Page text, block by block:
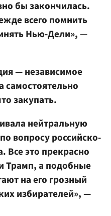
бы закончилась.
всего помнить
Нью-Дели», —
— независимое
самостоятельно
закупать.
нейтральную
вопросу российско-
Все это прекрасно
Трамп, а подобные
на его грозный
избирателей», —